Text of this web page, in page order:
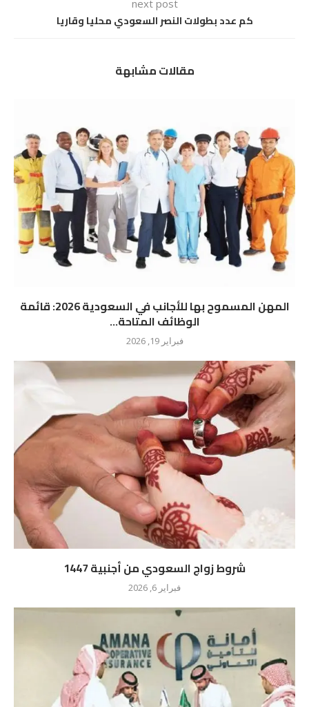
next post
كم عدد بطولات النصر السعودي محليا وقاريا
مقالات مشابهة
المهن المسموح بها للأجانب في السعودية 2026: قائمة
الوظائف المتاحة...
فبراير 19, 2026
شروط زواج السعودي من أجنبية 1447
فبراير 6, 2026